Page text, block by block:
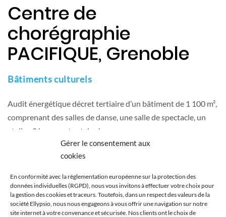
Gérer le consentement aux
cookies
En conformité avec la règlementation européenne sur la protection des
données individuelles (RGPD), nous vous invitons à effectuer votre choix pour
la gestion des cookies et traceurs. Toutefois, dans un respect des valeurs de la
société Ellypsio, nous nous engageons à vous offrir une navigation sur notre
site internet à votre convenance et sécurisée. Nos clients ont le choix de
Centre de
chorégraphie
PACIFIQUE, Grenoble
Bâtiments culturels
Audit énergétique décret tertiaire d’un bâtiment de 1 100 m²,
comprenant des salles de danse, une salle de spectacle, un
atelier, 2 logements et des bureaux
National - Grenoble - Auvergne-Rhône-Alpes (38)
Type